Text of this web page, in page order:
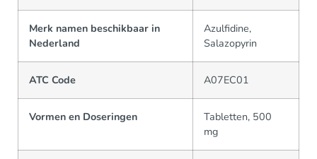
Merk namen beschikbaar in
Nederland
Azulfidine,
Salazopyrin
ATC Code A07EC01
Vormen en Doseringen
Tabletten, 500
mg